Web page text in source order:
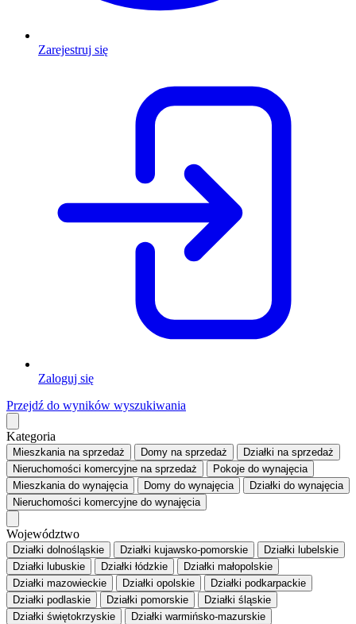
Zarejestruj się
Zaloguj się
Przejdź do wyników wyszukiwania
Kategoria
Mieszkaniana sprzedaż Domy na sprzedaż Działki na sprzedaż
Nieruchomości komercyjne na sprzedaż Pokoje do wynajęcia
Mieszkaniado wynajęcia Domy do wynajęcia Działki do wynajęcia
Nieruchomości komercyjne do wynajęcia
Województwo
Działki dolnośląskie Działki kujawsko-pomorskie
Działki lubelskie
Działki lubuskie
Działki łódzkie
Działki małopolskie
Działki mazowieckie
Działki opolskie
Działki podkarpackie
Działki podlaskie
Działki pomorskie
Działki śląskie
Działki świętokrzyskie
Działki warmińsko-mazurskie